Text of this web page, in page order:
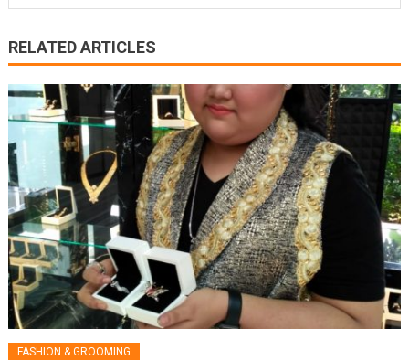
RELATED ARTICLES
FASHION & GROOMING